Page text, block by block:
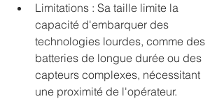
Limitations : Sa taille limite la
capacité d'embarquer des
technologies lourdes, comme des
batteries de longue durée ou des
capteurs complexes, nécessitant
une proximité de l'opérateur.